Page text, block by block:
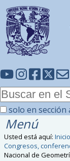
solo en sección
Menú
Usted está aquí: Inicio
Congresos,
Nacional de